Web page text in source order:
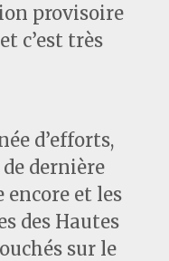
provisoire
c’est très
d’efforts,
dernière
et les
des Hautes
sur le